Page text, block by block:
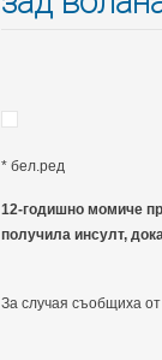
* бел.ред
12-годишно момиче
получила инсулт,
За случая съобщиха